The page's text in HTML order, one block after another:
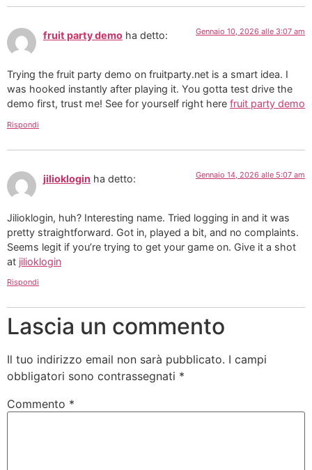
fruit party demo ha detto: Gennaio 10, 2026 alle 3:07 am
Trying the fruit party demo on fruitparty.net is a smart idea. I
was hooked instantly after playing it. You gotta test drive the
demo first, trust me! See for yourself right here fruit party demo
Rispondi
jilioklogin ha detto: Gennaio 14, 2026 alle 5:07 am
Jilioklogin, huh? Interesting name. Tried logging in and it was
pretty straightforward. Got in, played a bit, and no complaints.
Seems legit if you’re trying to get your game on. Give it a shot
at jilioklogin
Rispondi
Lascia un commento
Il tuo indirizzo email non sarà pubblicato. I campi
obbligatori sono contrassegnati *
Commento *